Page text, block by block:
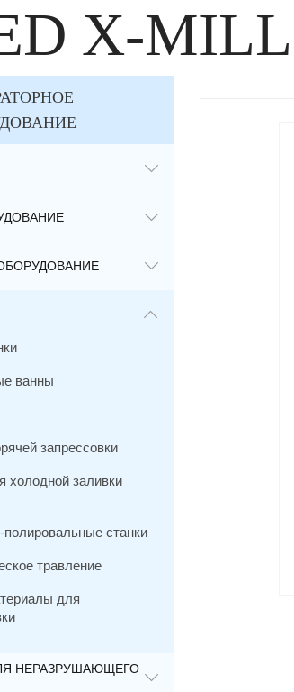
X-
ванны
запрессовки
холодной заливки
станки
травление
для
НЕРАЗРУШАЮЩЕГО